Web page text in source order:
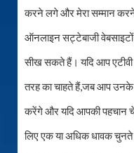
करने लगे और मेरा सम्मान
ऑनलाइन सट्टेबाजी
सीख सकते हैं। यदि आप
तरह का चाहते हैं,जब आप उनके
करेंगे और यदि आपकी पहचान
लिए एक या अधिक धावक चुनते